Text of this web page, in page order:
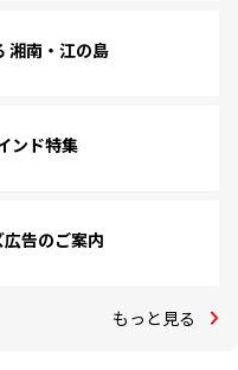
湘南・江の島
ンド特集
広告のご案内
もっと見る